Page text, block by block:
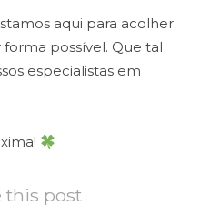
aqui para acolher
possível. Que tal
especialistas em
this post